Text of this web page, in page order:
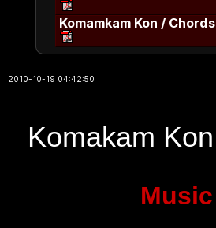
Komamkam Kon / Chords
2010-10-19 04:42:50
Komakam Kon
Music